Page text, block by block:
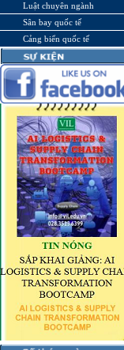
Luật chuyên ngành
Sân bay quốc tế
Cảng biển quốc tế